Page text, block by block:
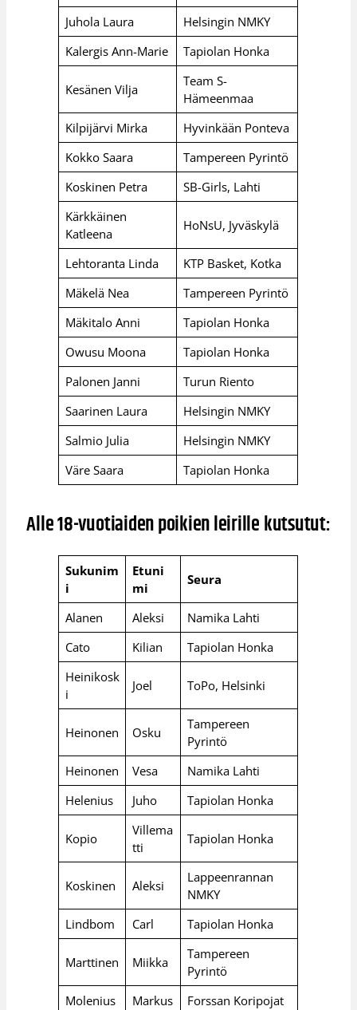
Juhola Laura
Helsingin NMKY
Kalergis Ann-Marie
Tapiolan Honka
Kesänen Vilja
Team S-
Hämeenmaa
Kilpijärvi Mirka
Hyvinkään Ponteva
Kokko Saara
Tampereen Pyrintö
Koskinen Petra
SB-Girls, Lahti
Kärkkäinen
Katleena
HoNsU, Jyväskylä
Lehtoranta Linda
KTP Basket, Kotka
Mäkelä Nea
Tampereen Pyrintö
Mäkitalo Anni
Tapiolan Honka
Owusu Moona
Tapiolan Honka
Palonen Janni
Turun Riento
Saarinen Laura
Helsingin NMKY
Salmio Julia
Helsingin NMKY
Väre Saara
Tapiolan Honka
Alle 18-vuotiaiden poikien leirille kutsutut:
Sukunim
i
Etuni
mi
Seura
Alanen Aleksi
Namika Lahti
Cato
Kilian
Tapiolan Honka
Heinikosk
i
Joel ToPo, Helsinki
Heinonen Osku
Tampereen
Pyrintö
Heinonen
Vesa
Namika Lahti
Helenius
Juho Tapiolan Honka
Kopio
Villema
tti
Tapiolan Honka
Koskinen Aleksi
Lappeenrannan
NMKY
Lindbom
Carl Tapiolan Honka
Marttinen Miikka
Tampereen
Pyrintö
Molenius
Markus
Forssan Koripojat